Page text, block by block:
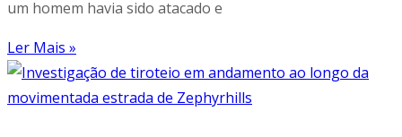
um homem havia sido atacado e
Ler Mais »